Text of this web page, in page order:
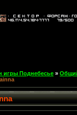
игры Поднебесье »